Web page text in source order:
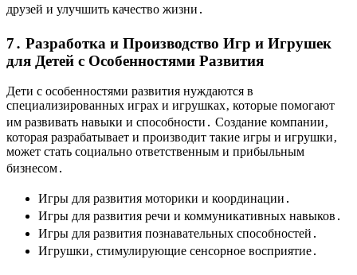
друзей и улучшить качество жизни․
7․ Разработка и Производство Игр и Игрушек
для Детей с Особенностями Развития
Дети с особенностями развития нуждаются в
специализированных играх и игрушках‚ которые помогают
им развивать навыки и способности․ Создание компании‚
которая разрабатывает и производит такие игры и игрушки‚
может стать социально ответственным и прибыльным
бизнесом․
Игры для развития моторики и координации․
Игры для развития речи и коммуникативных навыков․
Игры для развития познавательных способностей․
Игрушки‚ стимулирующие сенсорное восприятие․